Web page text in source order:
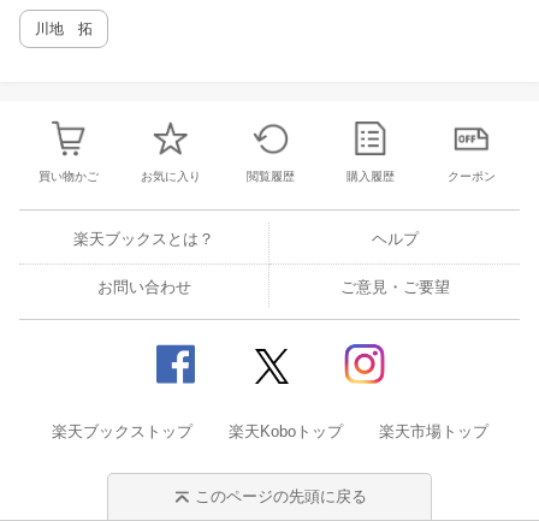
川地 拓
買い物かご お気に入り 閲覧履歴 購入履歴 クーポン
楽天ブックスとは？ ヘルプ
お問い合わせ ご意見・ご要望
楽天ブックストップ 楽天Koboトップ 楽天市場トップ
このページの先頭に戻る